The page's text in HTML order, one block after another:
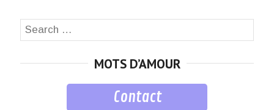
Search
MOTS D’AMOUR
Contact